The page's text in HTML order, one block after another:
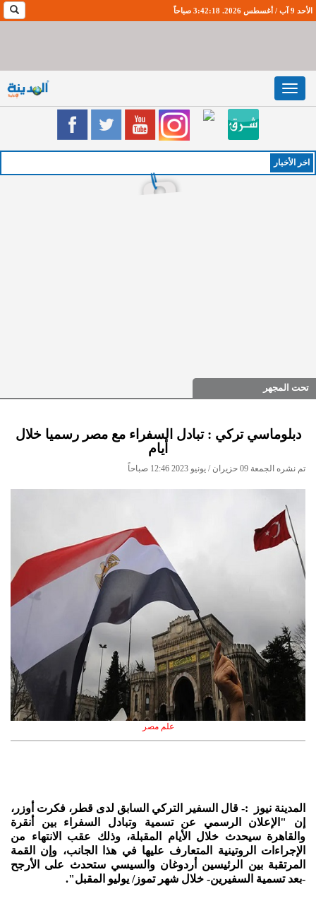
الأحد 9 آب / أغسطس 2026. 3:42:18 صباحاً
Toggle
navigation
اخر اﻷخبار
تحت المجهر
دبلوماسي تركي : تبادل السفراء مع مصر رسميا خلال
أيام
تم نشره الجمعة 09 حزيران / يونيو 2023 12:46 صباحاً
علم مصر
المدينة نيوز :- قال السفير التركي السابق لدى قطر، فكرت أوزر،
إن "الإعلان الرسمي عن تسمية وتبادل السفراء بين أنقرة
والقاهرة سيحدث خلال الأيام المقبلة، وذلك عقب الانتهاء من
الإجراءات الروتينية المتعارف عليها في هذا الجانب، وإن القمة
المرتقبة بين الرئيسين أردوغان والسيسي ستحدث على الأرجح
-بعد تسمية السفيرين- خلال شهر تموز/ يوليو المقبل".